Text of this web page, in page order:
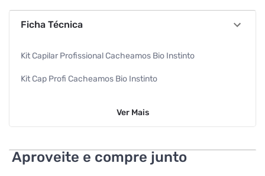
Ficha Técnica
Kit Capilar Profissional Cacheamos Bio Instinto
Kit Cap Profi Cacheamos Bio Instinto
Ver Mais
Aproveite e compre junto